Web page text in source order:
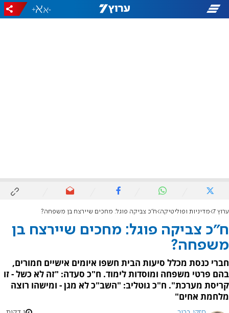
-
+
ערוץ 7 מדיניות ופוליטיקה ח"כ צביקה פוגל: מחכים שיירצח בן משפחה?
ח"כ צביקה פוגל: מחכים שיירצח בן
משפחה?
חברי כנסת מכלל סיעות הבית חשפו איומים אישיים חמורים,
בהם פרטי משפחה ומוסדות לימוד. ח"כ סעדה: "זה לא כשל - זו
קריסת מערכת". ח"כ גוטליב: "השב"כ לא מגן - ומישהו רוצה
מלחמת אחים"